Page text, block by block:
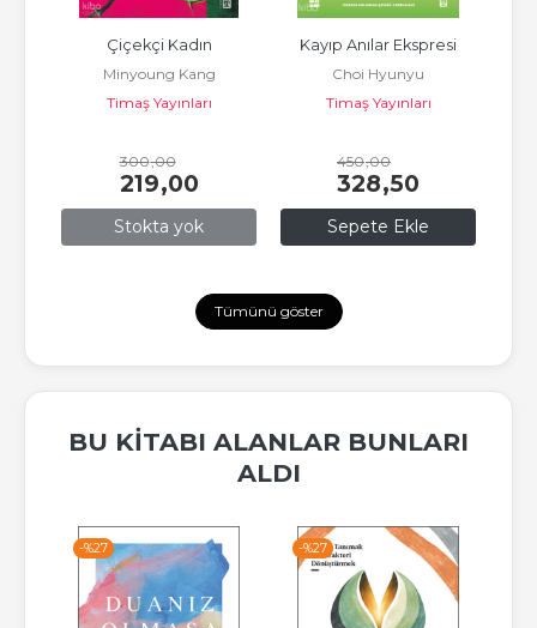
Stokta yok
Çiçekçi Kadın
Minyoung Kang
Timaş Yayınları
300,00
219,00
Sepete Ekle
Kayıp Anılar Ekspresi
Choi Hyunyu
Timaş Yayınları
450,00
328,50
Tümünü göster
BU KITABI ALANLAR BUNLARI
ALDI
-%27 -%27